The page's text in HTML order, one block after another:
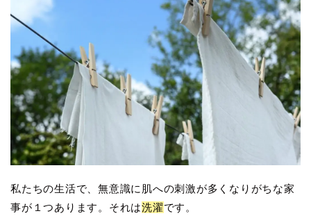
私たちの生活で、無意識に肌への刺激が多くなりがちな家
事が１つあります。それは洗濯です。